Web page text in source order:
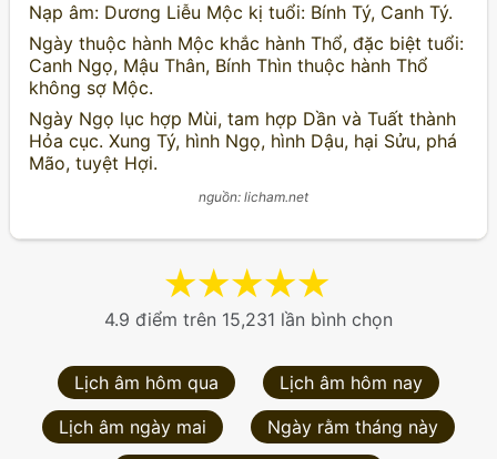
Nạp âm: Dương Liễu Mộc kị tuổi: Bính Tý, Canh Tý.
Ngày thuộc hành Mộc khắc hành Thổ, đặc biệt tuổi:
Canh Ngọ, Mậu Thân, Bính Thìn thuộc hành Thổ
không sợ Mộc.
Ngày Ngọ lục hợp Mùi, tam hợp Dần và Tuất thành
Hỏa cục. Xung Tý, hình Ngọ, hình Dậu, hại Sửu, phá
Mão, tuyệt Hợi.
nguồn: licham.net
★
★
★
★
★
4.9 điểm trên 15,231 lần bình chọn
Lịch âm hôm qua
Lịch âm hôm nay
Lịch âm ngày mai
Ngày rằm tháng này